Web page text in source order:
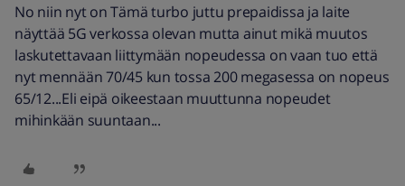
No niin nyt on Tämä turbo juttu prepaidissa ja laite
näyttää 5G verkossa olevan mutta ainut mikä muutos
laskutettavaan liittymään nopeudessa on vaan tuo että
nyt mennään 70/45 kun tossa 200 megasessa on nopeus
65/12...Eli eipä oikeestaan muuttunna nopeudet
mihinkään suuntaan...